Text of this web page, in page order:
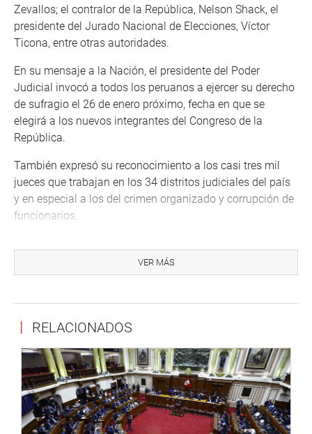
Zevallos; el contralor de la República, Nelson Shack, el
presidente del Jurado Nacional de Elecciones, Víctor
Ticona, entre otras autoridades.
En su mensaje a la Nación, el presidente del Poder
Judicial invocó a todos los peruanos a ejercer su derecho
de sufragio el 26 de enero próximo, fecha en que se
elegirá a los nuevos integrantes del Congreso de la
República.
También expresó su reconocimiento a los casi tres mil
jueces que trabajan en los 34 distritos judiciales del país
y en especial a los del crimen organizado y corrupción de
funcionarios.
destacando la implementación del Expediente Judicial
Electrónico (EJE), mejoras en los niveles de integridad
CENTRO DE NOTICIAS
VER MÁS
RELACIONADOS